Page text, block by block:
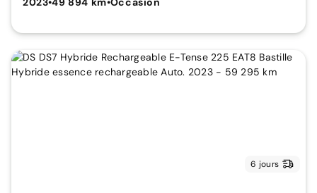
6 jours